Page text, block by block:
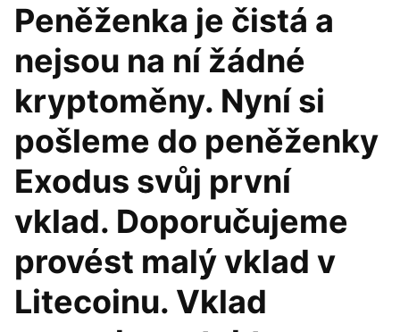
Peněženka je čistá a
nejsou na ní žádné
kryptoměny. Nyní si
pošleme do peněženky
Exodus svůj první
vklad. Doporučujeme
provést malý vklad v
Litecoinu. Vklad